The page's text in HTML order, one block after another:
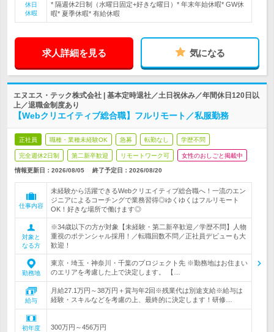
休日
休暇
* 隔週休2日制（水曜日固定+好きな曜日）* 年末年始休暇* GW休
暇* 夏季休暇* 有給休暇
求人詳細を見る 気になる
エヌエス・テック株式会社 | 基本定時退社／土日祝休み／年間休日120日以
上／退職金制度あり
【Webクリエイティブ総合職】フルリモート／私服勤務
正社員 職種・業種未経験OK 急募 転勤なし 学歴不問
完全週休2日制 第二新卒歓迎 リモートワーク可 女性のおしごと掲載中
情報更新日：2026/08/05 終了予定日： 2026/08/20
仕事内容
未経験から活躍できるWebクリエイティブ総合職へ！一流のエン
ジニアによるコーチングで業務習得◎ゆくゆくはフルリモート
OK！好きな場所で働けます◎
対象と
なる方
※34歳以下の方が対象【未経験・第二新卒歓迎／学歴不問】人物
重視のポテンシャル採用！／転職回数不問／正社員デビューも大
歓迎！
勤務地
東京・埼玉・神奈川・千葉のプロジェクト先 ※勤務地はお住まい
のエリアを考慮した上で決定します。 【…
給与
月給27.1万円～38万円＋賞与年2回※残業代は別途支給※給与は
経験・スキルなどを考慮の上、最終的に決定します！研修…
初年度
300万円～456万円